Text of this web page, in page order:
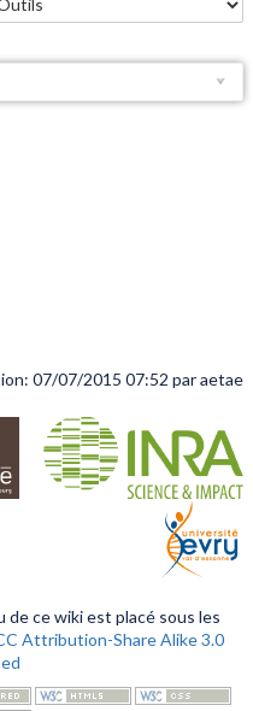
07/07/2015 07:52 paraetae
ce wiki est placé sous les
Attribution-Share Alike 3.0